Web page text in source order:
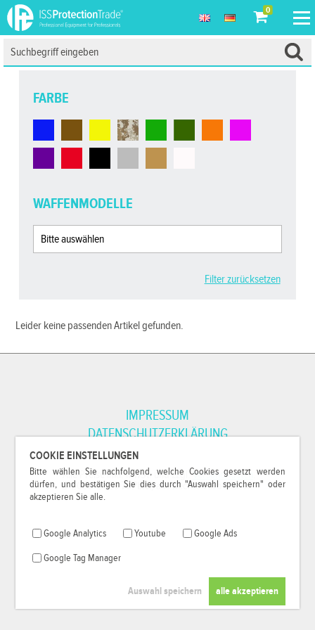
COOKIE EINSTELLUNGEN
Bitte wählen Sie nachfolgend, welche Cookies gesetzt werden
dürfen, und bestätigen Sie dies durch "Auswahl speichern" oder
akzeptieren Sie alle.
Google Analytics Youtube Google Ads
Google Tag Manager
0
FARBE
WAFFENMODELLE
Filter zurücksetzen
Leider keine passenden Artikel gefunden.
IMPRESSUM
DATENSCHUTZERKLÄRUNG
*Alle Preise inkl. MwSt. und zzgl.Versandkosten
© 2000-2026 79Pixel, alle Rechte vorbehalten.